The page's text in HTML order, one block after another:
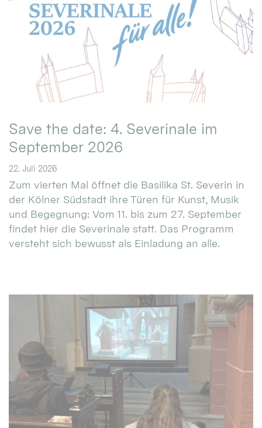
Save the date: 4. Severinale im
September 2026
22. Juli 2026
Zum vierten Mal öffnet die Basilika St. Severin in
der Kölner Südstadt ihre Türen für Kunst, Musik
und Begegnung: Vom 11. bis zum 27. September
findet hier die Severinale statt. Das Programm
versteht sich bewusst als Einladung an alle.